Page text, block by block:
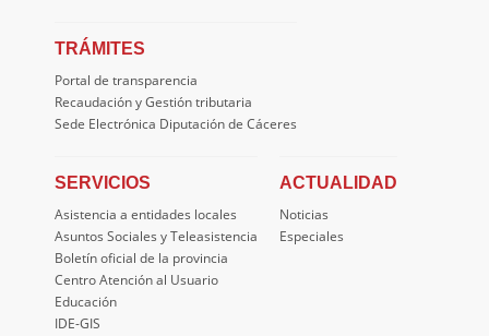
TRÁMITES
Portal de transparencia
Recaudación y Gestión tributaria
Sede Electrónica Diputación de Cáceres
SERVICIOS
Asistencia a entidades locales
Asuntos Sociales y Teleasistencia
Boletín oficial de la provincia
Centro Atención al Usuario
Educación
IDE-GIS
ACTUALIDAD
Noticias
Especiales